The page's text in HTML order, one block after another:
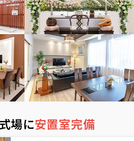
場に安置室完備